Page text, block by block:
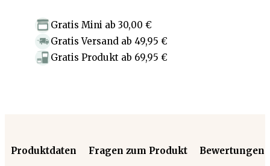
Gratis Mini ab 30,00 €
Gratis Versand ab 49,95 €
Gratis Produkt ab 69,95 €
Produktdaten Fragen zum Produkt Bewertungen